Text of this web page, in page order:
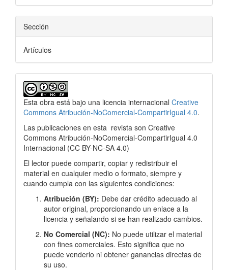
Sección
Artículos
Esta obra está bajo una licencia internacional Creative
Commons Atribución-NoComercial-CompartirIgual 4.0.
Las publicaciones en esta revista son Creative
Commons Atribución-NoComercial-CompartirIgual 4.0
Internacional (CC BY-NC-SA 4.0)
El lector puede compartir, copiar y redistribuir el
material en cualquier medio o formato, siempre y
cuando cumpla con las siguientes condiciones:
Atribución (BY): Debe dar crédito adecuado al
autor original, proporcionando un enlace a la
licencia y señalando si se han realizado cambios.
No Comercial (NC): No puede utilizar el material
con fines comerciales. Esto significa que no
puede venderlo ni obtener ganancias directas de
su uso.